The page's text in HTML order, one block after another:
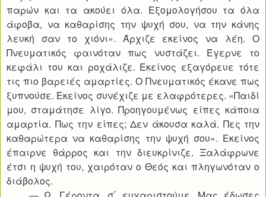
παρών και τα ακούει όλα. Εξομολογήσου τα όλα
άφοβα, να καθαρίσης την ψυχή σου, να την κάνης
λευκή σαν το χιόνι». Άρχιζε εκείνος να λέη. Ο
Πνευματικός φαινόταν πως νυστάζει. Έγερνε το
κεφάλι του και ροχάλιζε. Εκείνος εξαγόρευε τότε
τις πιο βαρειές αμαρτίες. Ο Πνευματικός έκανε πως
ξυπνούσε. Εκείνος συνέχιζε με ελαφρότερες. «Παιδί
μου, σταμάτησε λίγο. Προηγουμένως είπες κάποια
αμαρτία. Πως την είπες; Δεν άκουσα καλά. Πες την
καθαρώτερα να καθαρίσης την ψυχή σου». Εκείνος
έπαιρνε θάρρος και την διευκρίνιζε. Ξαλάφρωνε
έτσι η ψυχή του, χαιρόταν ο Θεός και πληγωνόταν ο
διάβολος.